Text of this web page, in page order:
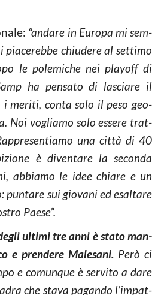
“an­da­re in Eu­ro­pa mi sem­
chiu­de­re al set­ti­mo
le polemiche nei playoff di
ha pensato di lasciare il
i me­ri­ti, conta solo il peso geo­
Noi vo­glia­mo solo es­se­re trat­
una città di 40
è di­ven­ta­re la se­con­da
ab­bia­mo le idee chia­re e un
pun­ta­re sui gio­va­ni ed esal­ta­re
Paese”.
degli ultimi tre anni è stato man­
e pren­de­re Ma­le­sa­ni. Però ci
e co­mun­que è ser­vi­to a dare
che stava pa­gan­do l’im­pat­